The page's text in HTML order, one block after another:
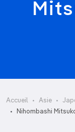
Accueil Asie
Nihombashi